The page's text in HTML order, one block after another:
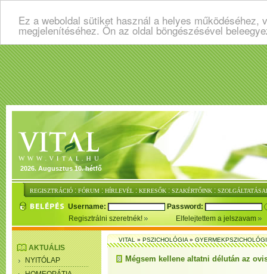
Ez a weboldal sütiket használ a helyes
megjelenítéséhez. Ön az oldal böngészésével
2026. Augusztus 10. hétfő
REGISZTRÁCIÓ : FÓRUM : HÍRLEVÉL : KERESŐK : SZAKÉRTŐINK :
Username:
Password:
Regisztrálni szeretnék!
Elfelejtettem a jelszavam
AKTUÁLIS
NYITÓLAP
VITAL»PSZICHOLÓGIA»
Mégsem kellene altatni délután az